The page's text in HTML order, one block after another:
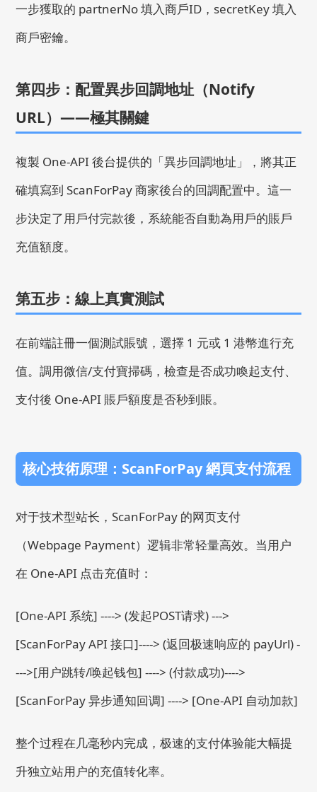
一步獲取的 partnerNo填入商戶ID， secretKey填入
商戶密鑰。
第四步：配置異步回調地址（Notify
URL）——極其關鍵
複製 One-API 後台提供的「異步回調地址」，將其正
確填寫到 ScanForPay 商家後台的回調配置中。這一
步決定了用戶付完款後，系統能否自動為用戶的賬戶
充值額度。
第五步：線上真實測試
在前端註冊一個測試賬號，選擇 1 元或 1 港幣進行充
值。調用微信/支付寶掃碼，檢查是否成功喚起支付、
支付後 One-API 賬戶額度是否秒到賬。
核心技術原理：ScanForPay 網頁支付流程
对于技术型站长，ScanForPay 的网页支付
（Webpage Payment）逻辑非常轻量高效。当用户
在 One-API 点击充值时：
[One-API 系统] ----> (发起POST请求) --->
[ScanForPay API 接口]----> (返回极速响应的 payUrl) -
--->[用户跳转/唤起钱包] ----> (付款成功)---->
[ScanForPay 异步通知回调] ----> [One-API 自动加款]
整个过程在几毫秒内完成，极速的支付体验能大幅提
升独立站用户的充值转化率。